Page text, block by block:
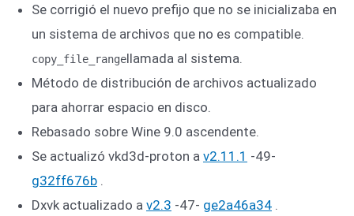
Se corrigió el nuevo prefijo que no se inicializaba en
un sistema de archivos que no es compatible.
copy_file_rangellamada al sistema.
Método de distribución de archivos actualizado
para ahorrar espacio en disco.
Rebasado sobre Wine 9.0 ascendente.
Se actualizó vkd3d-proton a v2.11.1 -49-
g32ff676b .
Dxvk actualizado a v2.3 -47- ge2a46a34 .